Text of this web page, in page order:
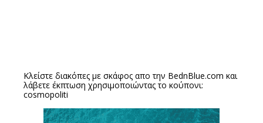
Κλείστε διακόπες με σκάφος απο την BednBlue.com και
λάβετε έκπτωση χρησιμοποιώντας το κούπονι:
cosmopoliti